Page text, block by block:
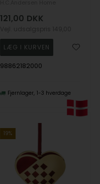
121,00 DKK
98862182000
Fjernlager 1-3 hverdage
19%